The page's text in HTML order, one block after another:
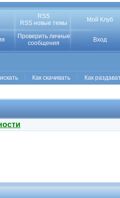
RSS
RSS новые темы
Мой Клуб
Проверить личные
сообщения
Вход
Как скачивать Как